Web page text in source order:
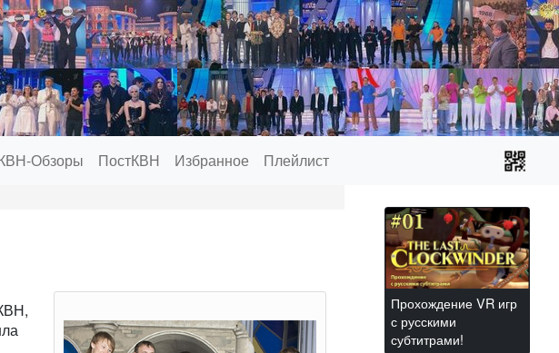
Обзоры ПостКВН Избранное Плейлист
Прохождение VR игр
с русскими
субтитрами!